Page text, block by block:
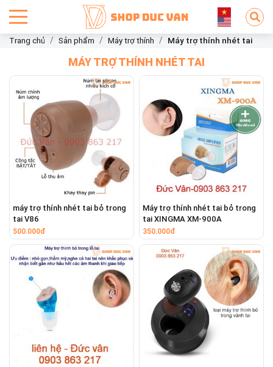
Trang chủ Sản phẩm Máy trợ thính Máy trợ thính nhét tai
MÁY TRỢ THÍNH NHÉT TAI
máy trợ thính nhét tai bỏ trong
tai V86
500.000đ
Máy trợ thính nhét tai bỏ trong
tai XINGMA XM-900A
350.000đ